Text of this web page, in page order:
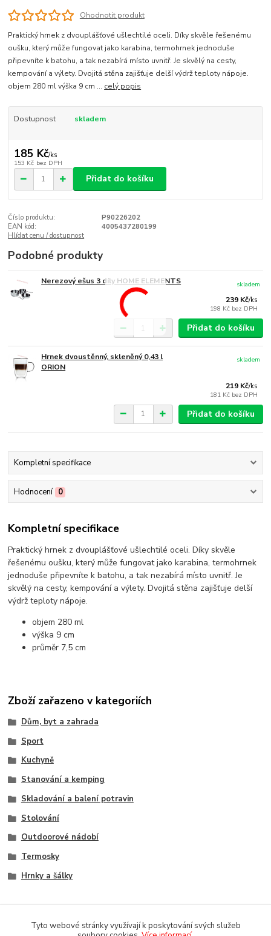
Ohodnotit produkt
Praktický hrnek z dvouplášťové ušlechtilé oceli. Díky skvěle řešenému
oušku, který může fungovat jako karabina, termohrnek jednoduše
připevníte k batohu, a tak nezabírá místo uvnitř. Je skvělý na cesty,
kempování a výlety. Dvojitá stěna zajišťuje delší výdrž teploty nápoje.
objem 280 ml výška 9 cm ... celý popis
Dostupnost skladem
185 Kč/ks
153 Kč bez DPH
Přidat do košíku
Číslo produktu:
P90226202
EAN kód:
4005437280199
Hlídat cenu / dostupnost
Podobné produkty
Nerezový ešus 3 díly HOME ELEMENTS
239 Kč/ks
198 Kč bez DPH
skladem
Přidat do košíku
Hrnek dvoustěnný, skleněný 0,43 l
ORION
219 Kč/ks
181 Kč bez DPH
skladem
Přidat do košíku
Kompletní specifikace
Hodnocení 0
Kompletní specifikace
Praktický hrnek z dvouplášťové ušlechtilé oceli. Díky skvěle
řešenému oušku, který může fungovat jako karabina, termohrnek
jednoduše připevníte k batohu, a tak nezabírá místo uvnitř. Je
skvělý na cesty, kempování a výlety. Dvojitá stěna zajišťuje delší
výdrž teploty nápoje.
objem 280 ml
výška 9 cm
průměr 7,5 cm
Zboží zařazeno v kategoriích
Dům, byt a zahrada
Sport
Kuchyně
Stanování a kemping
Skladování a balení potravin
Stolování
Outdoorové nádobí
Termosky
Hrnky a šálky
Tyto webové stránky využívají k poskytování svých služeb